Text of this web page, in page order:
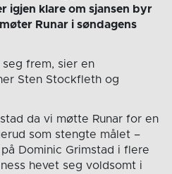
igjen klare om sjansen byr
Runar i søndagens
frem, sier en
Sten Stockfleth og
da vi møtte Runar for en
som stengte målet –
Dominic Grimstad i flere
hevet seg voldsomt i